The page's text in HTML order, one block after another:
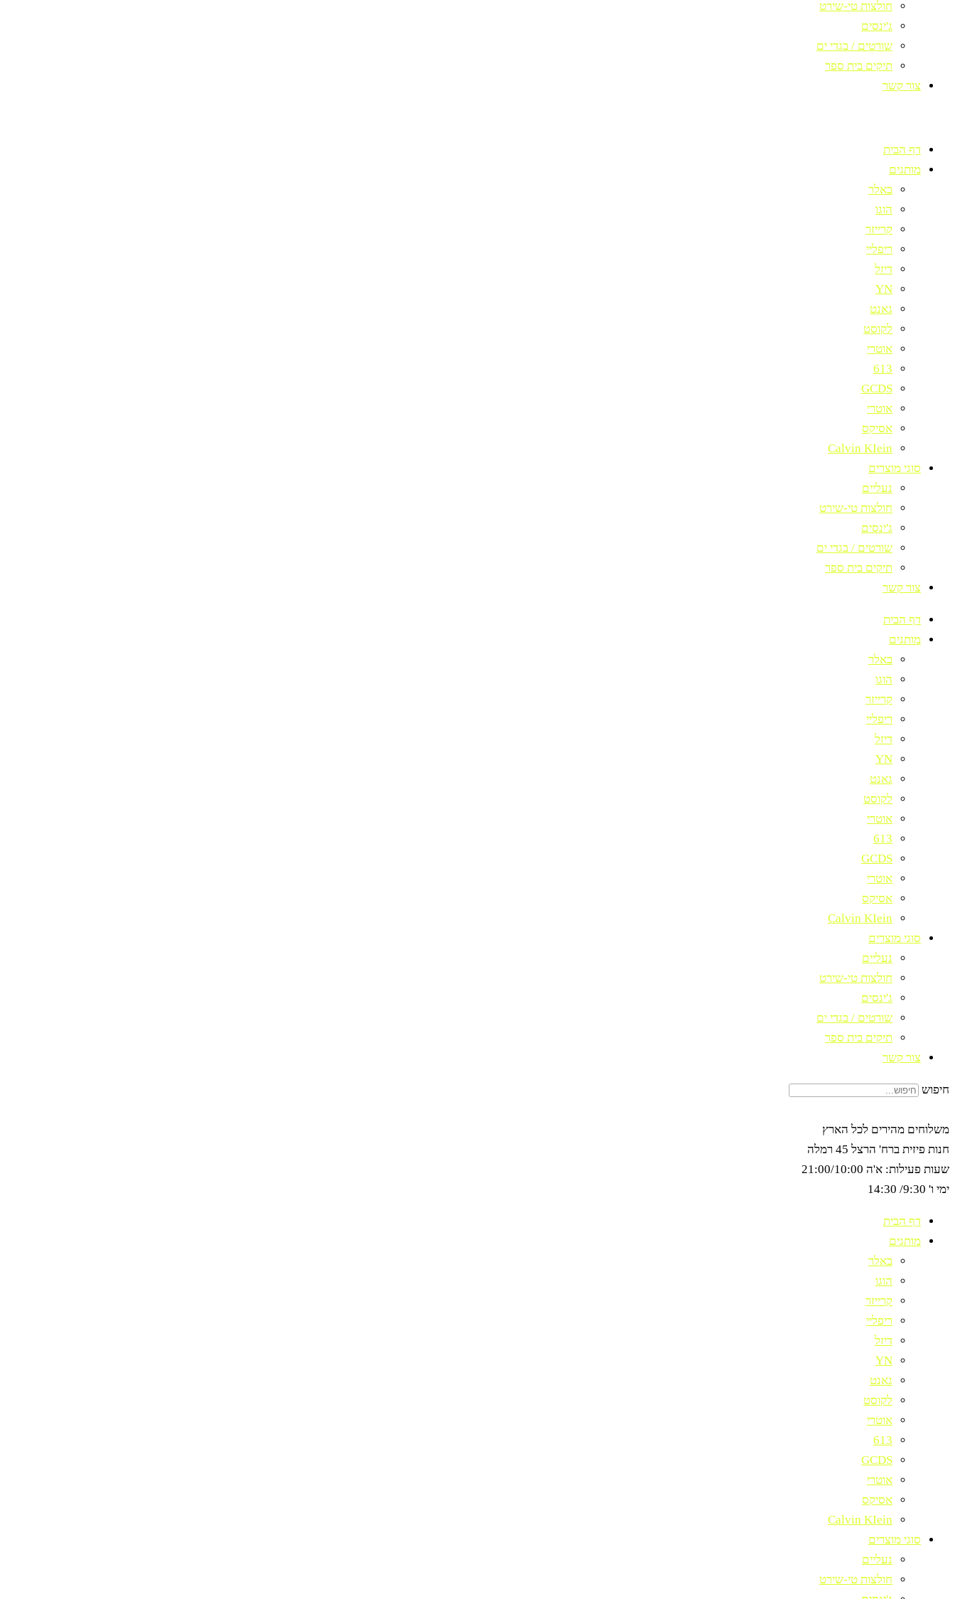
חולצות טי-שירט
ג'ינסים
שורטים / בגדי ים
תיקים בית ספר
צור קשר
דף הבית
מותגים
באלר
הוגו
קרייזר
ריפליי
דיזל
YN
גאנט
לקוסט
אוטרי
613
GCDS
אוטרי
אסיקס
Calvin KIein
סוגי מוצרים
נעליים
חולצות טי-שירט
ג'ינסים
שורטים / בגדי ים
תיקים בית ספר
צור קשר
דף הבית
מותגים
באלר
הוגו
קרייזר
ריפליי
דיזל
YN
גאנט
לקוסט
אוטרי
613
GCDS
אוטרי
אסיקס
Calvin KIein
סוגי מוצרים
נעליים
חולצות טי-שירט
ג'ינסים
שורטים / בגדי ים
תיקים בית ספר
צור קשר
חיפוש
משלוחים מהירים לכל הארץ
חנות פיזית ברח' הרצל 45 רמלה
שעות פעילות: א'ה 21:00/10:00
ימי ו' 9:30/ 14:30
דף הבית
מותגים
באלר
הוגו
קרייזר
ריפליי
דיזל
YN
גאנט
לקוסט
אוטרי
613
GCDS
אוטרי
אסיקס
Calvin KIein
סוגי מוצרים
נעליים
חולצות טי-שירט